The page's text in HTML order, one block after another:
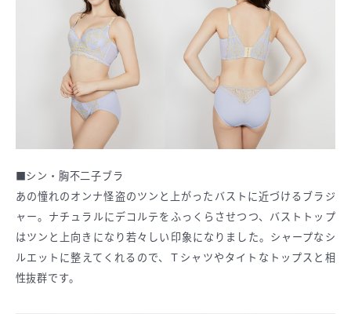
■シン・胸不二子ブラ
あの憧れのオンナ怪盗のツンと上がったバストに近づけるブラジ
ャー。ナチュラルにデコルテをふっくらさせつつ、バストトップ
はツンと上向きになり若々しい印象になりました。シャープなシ
ルエットに整えてくれるので、Ｔシャツやタイトなトップスと相
性抜群です。